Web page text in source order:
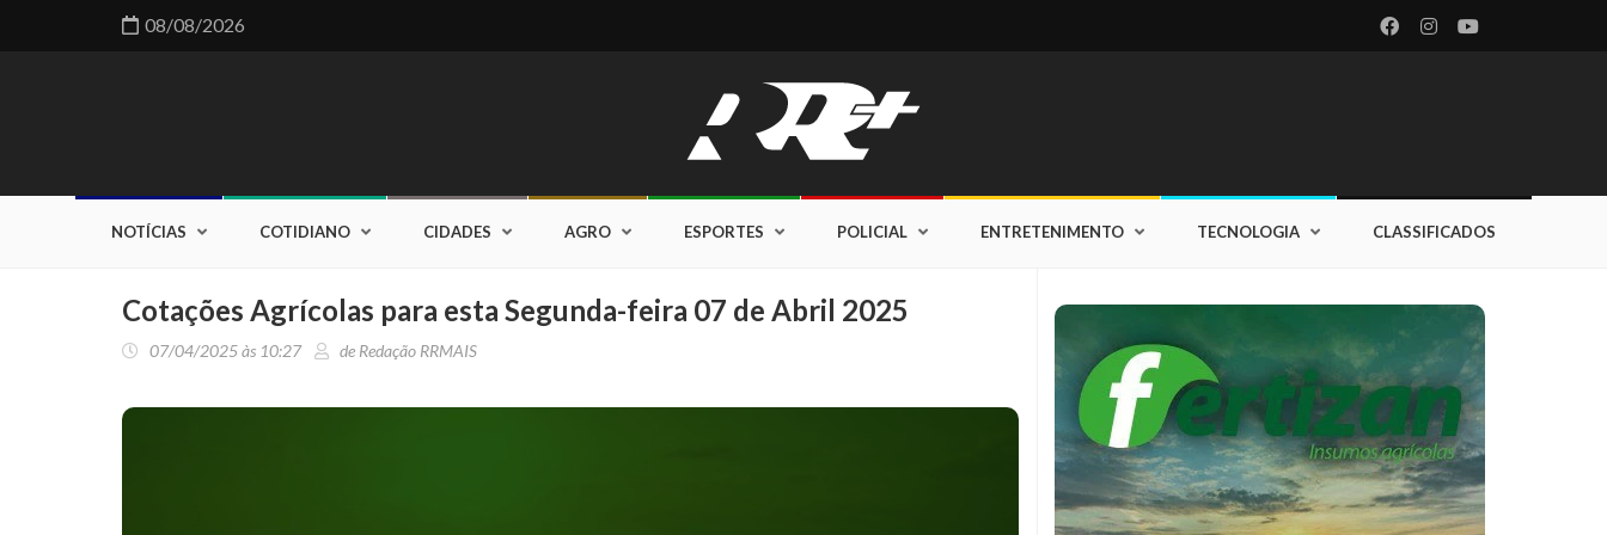
08/08/2026
NOTÍCIAS COTIDIANO CIDADES AGRO ESPORTES POLICIAL ENTRETENIMENTO TECNOLOGIA CLASSIFICADOS
Cotações Agrícolas para esta Segunda-feira 07 de Abril 2025
07/04/2025 às 10:27 de Redação RRMAIS